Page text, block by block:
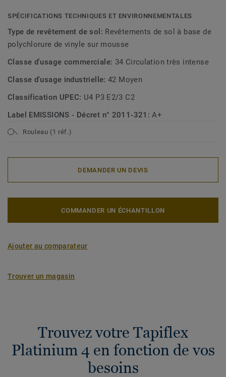
SPÉCIFICATIONS TECHNIQUES ET ENVIRONNEMENTALES
Type de revêtement de sol: Revêtements de sol à base de
polychlorure de vinyle sur mousse
Classe d'usage commerciale: 34 Circulation très intense
Classe d'usage industrielle:42 Moyen
Classification UPEC: U4 P3 E2/3 C2
Label EMISSIONS - Décret n° 2011-321:A+
Rouleau (1 réf.)
DEMANDER UN DEVIS
COMMANDER UN ÉCHANTILLON
Ajouter au comparateur
Trouver un magasin
Trouvez votre Tapiflex
Platinium 4 en fonction de vos
besoins